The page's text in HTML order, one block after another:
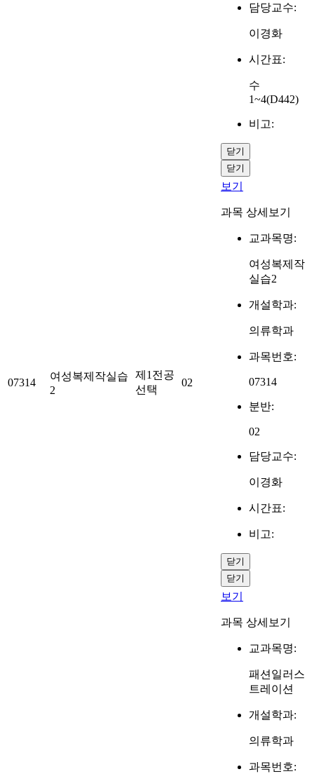
담당교수:
이경화
시간표:
수
1~4(D442)
비고:
닫기
닫기
07314
여성복제작실습
2
제1전공
선택
02
보기
과목 상세보기
교과목명:
여성복제작
실습2
개설학과:
의류학과
과목번호:
07314
분반:
02
담당교수:
이경화
시간표:
비고:
닫기
닫기
보기
과목 상세보기
교과목명:
패션일러스
트레이션
개설학과:
의류학과
과목번호: